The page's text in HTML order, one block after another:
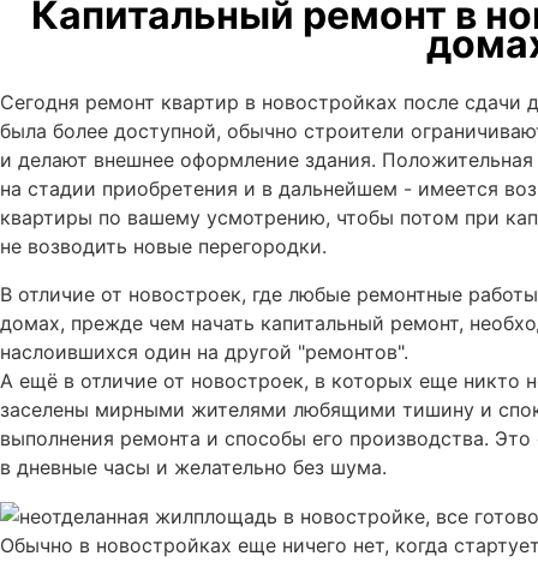
Капитальный ремонт в
Сегодня ремонт квартир в новостройках после
была более доступной, обычно строители
и делают внешнее оформление здания.
на стадии приобретения и в дальнейшем - имеется
квартиры по вашему усмотрению, чтобы потом при
не возводить новые перегородки.
В отличие от новостроек, где любые ремонтные
домах, прежде чем начать капитальный ремонт,
наслоившихся один на другой "ремонтов".
А ещё в отличие от новостроек, в которых еще никто
заселены мирными жителями любящими тишину и
выполнения ремонта и способы его производства.
в дневные часы и желательно без шума.
Обычно в новостройках еще ничего нет, когда